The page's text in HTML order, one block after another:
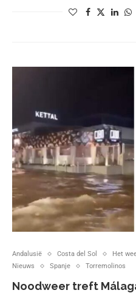
Andalusië Costa del Sol Het
Nieuws
Spanje Torremolinos
Noodweer treft